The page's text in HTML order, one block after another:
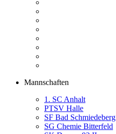
Mannschaften
1. SC Anhalt
PTSV Halle
SF Bad Schmiedeberg
SG Chemie Bitterfeld